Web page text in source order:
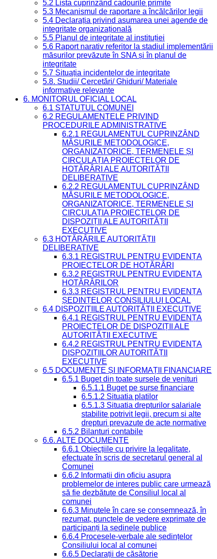
5.2 Lista cuprinzând cadourile primite
5.3 Mecanismul de raportare a încălcărilor legii
5.4 Declarația privind asumarea unei agende de
integritate organizațională
5.5 Planul de integritate al instituției
5.6 Raport narativ referitor la stadiul implementării
măsurilor prevăzute în SNA și în planul de
integritate
5.7 Situația incidentelor de integritate
5.8. Studii/ Cercetări/ Ghiduri/ Materiale
informative relevante
6. MONITORUL OFICIAL LOCAL
6.1 STATUTUL COMUNEI
6.2 REGULAMENTELE PRIVIND
PROCEDURILE ADMINISTRATIVE
6.2.1 REGULAMENTUL CUPRINZÂND
MĂSURILE METODOLOGICE,
ORGANIZATORICE, TERMENELE ȘI
CIRCULAȚIA PROIECTELOR DE
HOTĂRÂRI ALE AUTORITĂȚII
DELIBERATIVE
6.2.2 REGULAMENTUL CUPRINZÂND
MĂSURILE METODOLOGICE,
ORGANIZATORICE, TERMENELE ȘI
CIRCULAȚIA PROIECTELOR DE
DISPOZIȚII ALE AUTORITĂȚII
EXECUTIVE
6.3 HOTĂRÂRILE AUTORITĂȚII
DELIBERATIVE
6.3.1 REGISTRUL PENTRU EVIDENȚA
PROIECTELOR DE HOTĂRÂRI
6.3.2 REGISTRUL PENTRU EVIDENȚA
HOTĂRÂRILOR
6.3.3 REGISTRUL PENTRU EVIDENȚA
ȘEDINȚELOR CONSILIULUI LOCAL
6.4 DISPOZIȚIILE AUTORITĂȚII EXECUTIVE
6.4.1 REGISTRUL PENTRU EVIDENȚA
PROIECTELOR DE DISPOZIȚII ALE
AUTORITĂȚII EXECUTIVE
6.4.2 REGISTRUL PENTRU EVIDENȚA
DISPOZIȚIILOR AUTORITĂȚII
EXECUTIVE
6.5 DOCUMENTE ȘI INFORMAȚII FINANCIARE
6.5.1 Buget din toate sursele de venituri
6.5.1.1 Buget pe surse financiare
6.5.1.2 Situatia platilor
6.5.1.3 Situatia drepturilor salariale
stabilite potrivit legii, precum si alte
drepturi prevazute de acte normative
6.5.2 Bilanturi contabile
6.6. ALTE DOCUMENTE
6.6.1 Obiecțiile cu privire la legalitate,
efectuate în scris de secretarul general al
Comunei
6.6.2 Informații din oficiu asupra
problemelor de interes public care urmează
să fie dezbătute de Consiliul local al
comunei
6.6.3 Minutele în care se consemnează, în
rezumat, punctele de vedere exprimate de
participanți la ședinele publice
6.6.4 Procesele-verbale ale ședințelor
Consiliului local al comunei
6.6.5 Declarații de căsătorie